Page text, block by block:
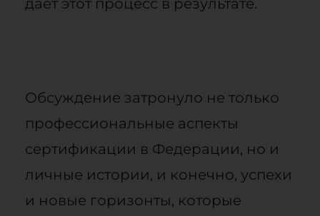
дает этот процесс в результате.
Обсуждение затронуло не только
профессиональные аспекты
сертификации в Федерации, но и
личные истории, и конечно, успехи
и новые горизонты, которые